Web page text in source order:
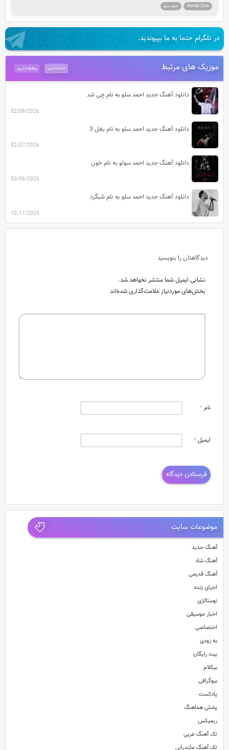
Ahmad Solo احمد سلو
در تلگرام حتما به ما بپیوندید.
موزیک های مرتبط پرطرفدارترین جدیدترین
دانلود آهنگ جدید احمد سلو به نام چی شد
02/08/2026
دانلود آهنگ جدید احمد سلو به نام بغل 3
02/07/2026
دانلود آهنگ جدید احمد سولو به نام خون
30/06/2026
دانلود آهنگ جدید احمد سلو به نام شبگرد
10/11/2025
دیدگاهتان را بنویسید
نشانی ایمیل شما منتشر نخواهد شد.
بخش‌های موردنیاز علامت‌گذاری شده‌اند
نام*
ایمیل*
موضوعات سایت
آهنگ جدید
آهنگ شاد
آهنگ قدیمی
اجرای زنده
نوستالژی
اخبار موسیقی
اختصاصی
به زودی
بیت رایگان
بیکلام
بیوگرافی
پادکست
پخش هماهنگ
ریمیکس
تک آهنگ عربی
تک آهنگ مازندرانی